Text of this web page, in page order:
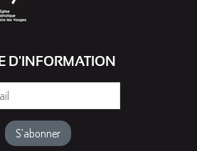
D'INFORMATION